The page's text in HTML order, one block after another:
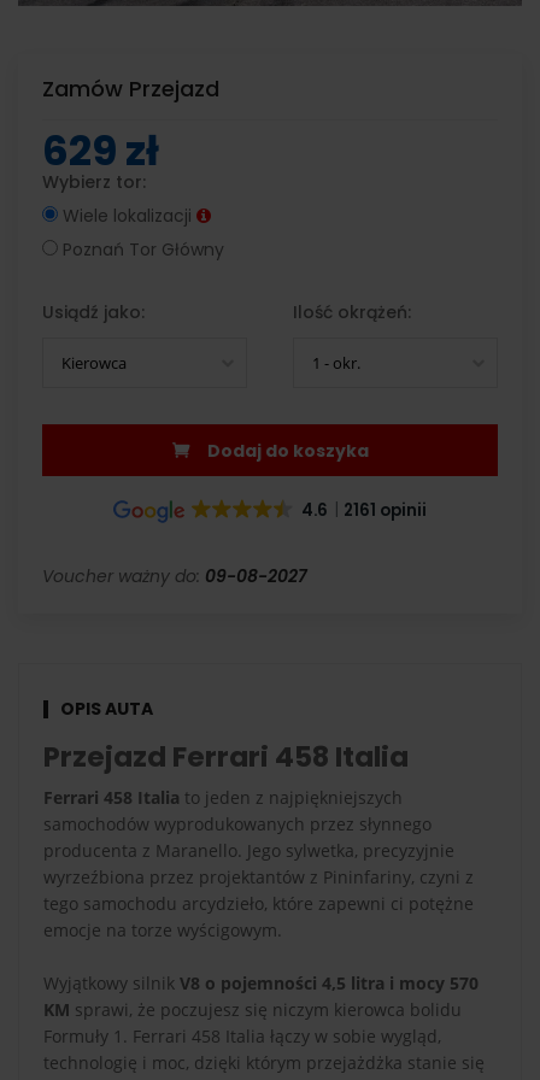
Zamów Przejazd
629 zł
Wybierz tor:
Wiele lokalizacji
Poznań Tor Główny
Usiądź jako:
Kierowca
Ilość okrążeń:
1 - okr.
Dodaj do koszyka
4.6 2161 opinii
Voucher ważny do: 09-08-2027
OPIS AUTA
Przejazd Ferrari 458 Italia
Ferrari 458 Italia to jeden z najpiękniejszych
samochodów wyprodukowanych przez słynnego
producenta z Maranello. Jego sylwetka, precyzyjnie
wyrzeźbiona przez projektantów z Pininfariny, czyni z
tego samochodu arcydzieło, które zapewni ci potężne
emocje na torze wyścigowym.
Wyjątkowy silnik V8 o pojemności 4,5 litra i mocy 570
KM sprawi, że poczujesz się niczym kierowca bolidu
Formuły 1. Ferrari 458 Italia łączy w sobie wygląd,
technologię i moc, dzięki którym przejażdżka stanie się